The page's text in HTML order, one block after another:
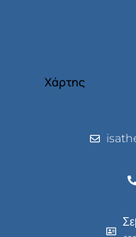
Χάρτης